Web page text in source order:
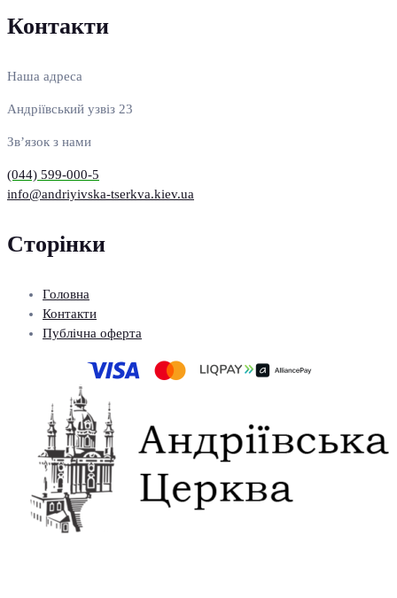
Контакти
Наша адреса
Андріївський узвіз 23
Зв’язок з нами
(044) 599-000-5
info@andriyivska-tserkva.kiev.ua
Сторінки
Головна
Контакти
Публічна оферта